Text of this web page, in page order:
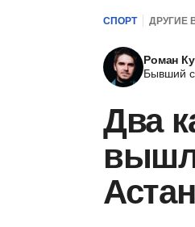
СПОРТ ДРУГИЕ
Роман
Бывший
Два